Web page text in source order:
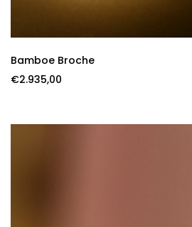
Bamboe Broche
€2.935,00